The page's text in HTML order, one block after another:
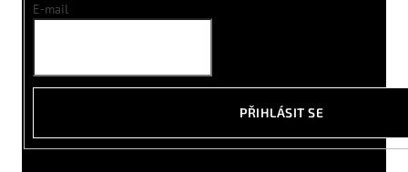
E-mail
PŘIHLÁSIT SE